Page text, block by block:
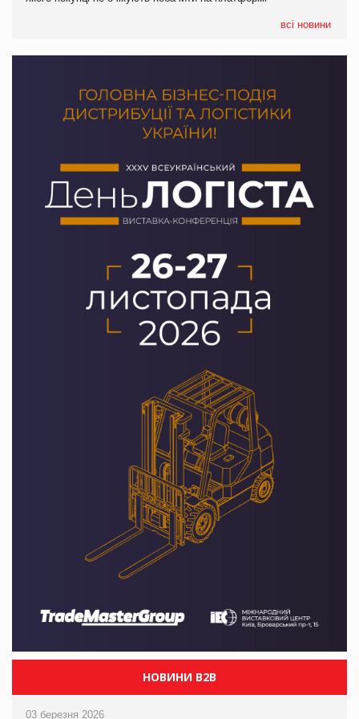
всі новини
НОВИНИ B2B
03 березня 2026